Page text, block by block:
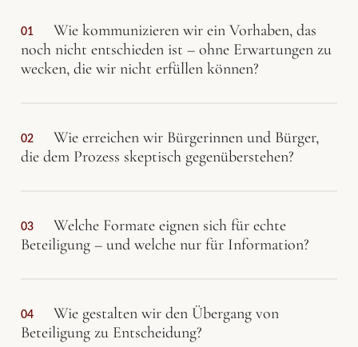
01
Wie kommunizieren wir ein Vorhaben, das
noch nicht entschieden ist – ohne Erwartungen zu
wecken, die wir nicht erfüllen können?
02
Wie erreichen wir Bürgerinnen und Bürger,
die dem Prozess skeptisch gegenüberstehen?
03
Welche Formate eignen sich für echte
Beteiligung – und welche nur für Information?
04
Wie gestalten wir den Übergang von
Beteiligung zu Entscheidung?